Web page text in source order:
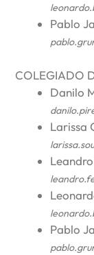
Pablo
COLEGIADO
Danilo
Larissa
Pablo